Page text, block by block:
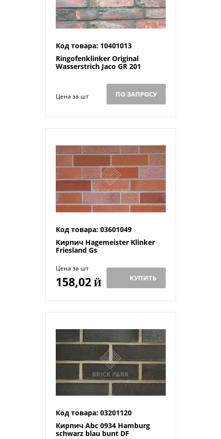
Код товара: 10401013
Ringofenklinker Original
Wasserstrich Jaco GR 201
Цена за шт ПО ЗАПРОСУ
Код товара: 03601049
Кирпич Hagemeister Klinker
Friesland Gs
Цена за шт
158,02Й КУПИТЬ
Код товара: 03201120
Кирпич Abc 0934 Hamburg
schwarz blau bunt DF